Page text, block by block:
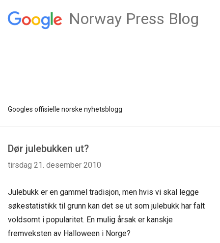
Norway Press Blog
Googles offisielle norske nyhetsblogg
Dør julebukken ut?
tirsdag 21. desember 2010
Julebukk er en gammel tradisjon, men hvis vi skal legge
søkestatistikk til grunn kan det se ut som julebukk har falt
voldsomt i popularitet. En mulig årsak er kanskje
fremveksten av Halloween i Norge?